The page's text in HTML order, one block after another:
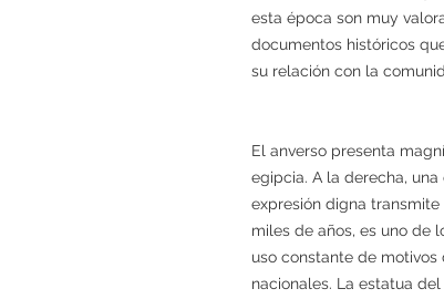
esta época son muy
documentos históricos
su relación con la
El anverso presenta
egipcia. A la derecha,
expresión digna
miles de años, es uno de
uso constante de
nacionales. La estatua